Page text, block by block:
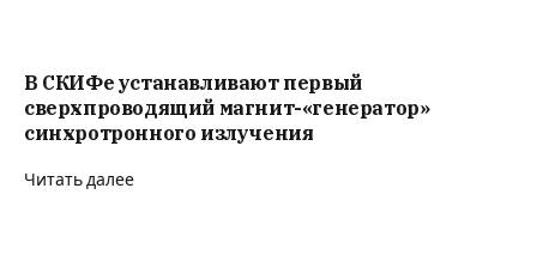
В СКИФе устанавливают первый
сверхпроводящий магнит-«генератор»
синхротронного излучения
Читать далее